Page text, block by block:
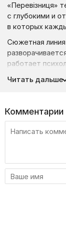
«Перевізниця»
с глубокими и
в которых
Сюжетная
работает
вторжения
Героиня
оставаться в
нуждающихся в
На ее глазах
драматические
не оставят
ни
Читать дальше
Комментарии